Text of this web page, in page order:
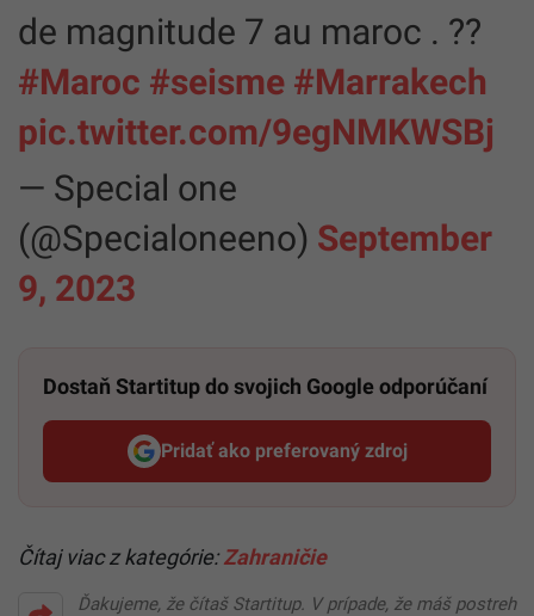
de magnitude 7 au maroc . ??
#Maroc #seisme #Marrakech
pic.twitter.com/9egNMKWSBj
— Special one
(@Specialoneeno) September
9, 2023
Dostaň Startitup do svojich Google odporúčaní
Pridať ako preferovaný zdroj
Startitup, odkaz sa otvorí v
Čítaj viac z kategórie:Zahraničie
Ďakujeme, že čítaš Startitup. V prípade, že máš postreh